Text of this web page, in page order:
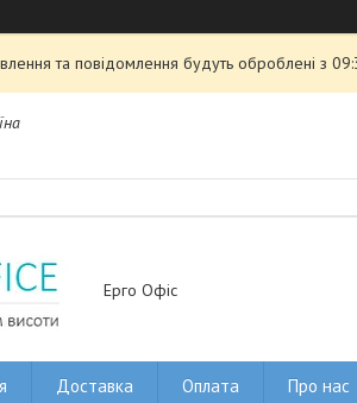
та повідомлення будуть оброблені з
Ерго Офіс
Доставка Оплата Про нас